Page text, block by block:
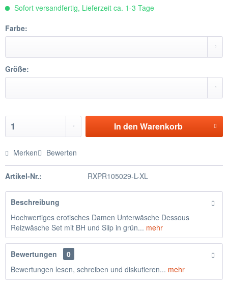
Sofort versandfertig, Lieferzeit ca. 1-3 Tage
Farbe:
Größe:
In den Warenkorb
Merken Bewerten
Artikel-Nr.: RXPR105029-L-XL
Beschreibung
Hochwertiges erotisches Damen Unterwäsche Dessous
Reizwäsche Set mit BH und Slip in grün... mehr
Bewertungen
0
Bewertungen lesen, schreiben und diskutieren... mehr